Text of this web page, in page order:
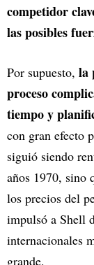
competidor
las posibles
Por supuesto, la
proceso
tiempo y
con gran efecto
siguió siendo
años 1970, sino
los precios del
impulsó a Shell
internacionales
grande.